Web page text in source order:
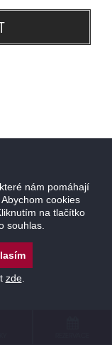
nám pomáhají
cookies
na tlačítko
souhlas.
zde.